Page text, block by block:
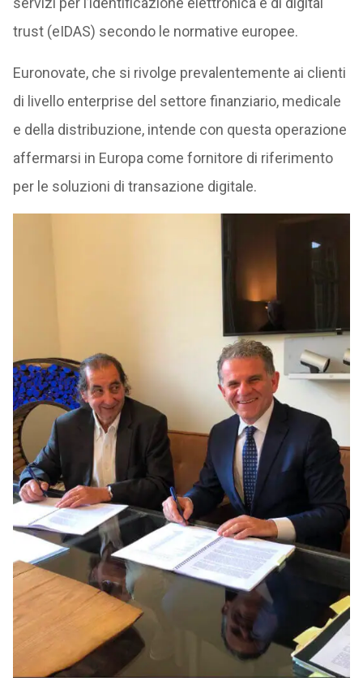
trust (eIDAS) secondo le normative europee.
Euronovate, che si rivolge prevalentemente ai clienti
di livello enterprise del settore finanziario, medicale
e della distribuzione, intende con questa operazione
affermarsi in Europa come fornitore di riferimento
per le soluzioni di transazione digitale.